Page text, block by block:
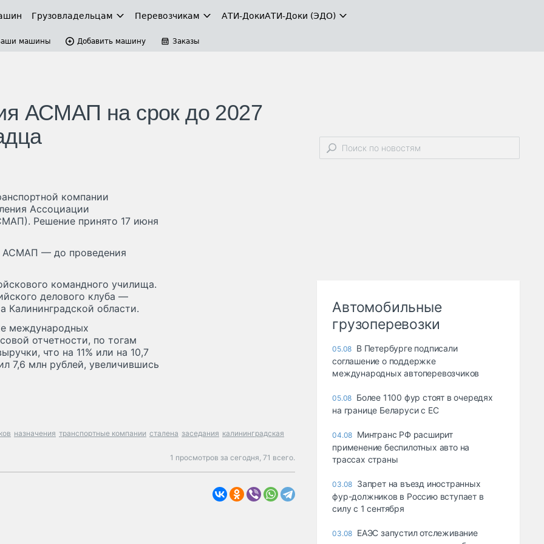
Грузовладельцам Перевозчикам АТИ-ДокиАТИ-Доки (ЭДО)
машины Добавить машину Заказы
АСМАП на срок до 2027
компании
Ассоциации
Решение принято 17 июня
АСМАП — до проведения
командного училища.
делового клуба —
Калининградской области.
международных
отчетности, по тогам
что на 11% или на 10,7
7,6 млн рублей, увеличившись
назначения транспортные компании сталена заседания калининградская
1 просмотров за сегодня,71 всего.
Автомобильные
грузоперевозки
05.08 В Петербурге подписали
соглашение о поддержке
международных автоперевозчиков
05.08 Более 1100 фур стоят в очередях
на границе Беларуси с ЕС
04.08 Минтранс РФ расширит
применение беспилотных авто на
трассах страны
03.08 Запрет на въезд иностранных
фур-должников в Россию вступает в
силу с 1 сентября
03.08 ЕАЭС запустил отслеживание